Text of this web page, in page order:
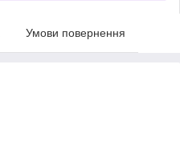
Умови повернення